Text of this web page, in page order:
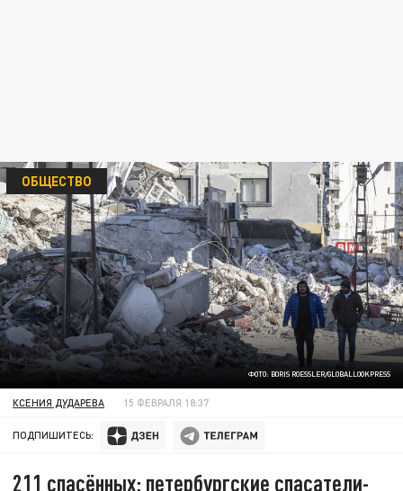
ФОТО: BORIS ROESSLER/GLOBALLOOKPRESS
ОБЩЕСТВО
КСЕНИЯ ДУДАРЕВА 15 ФЕВРАЛЯ 18:37
ПОДПИШИТЕСЬ:
211 спасённых: петербургские спасатели-